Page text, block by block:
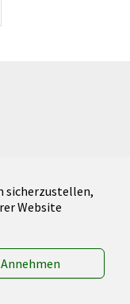
sicherzustellen,
Website
Annehmen